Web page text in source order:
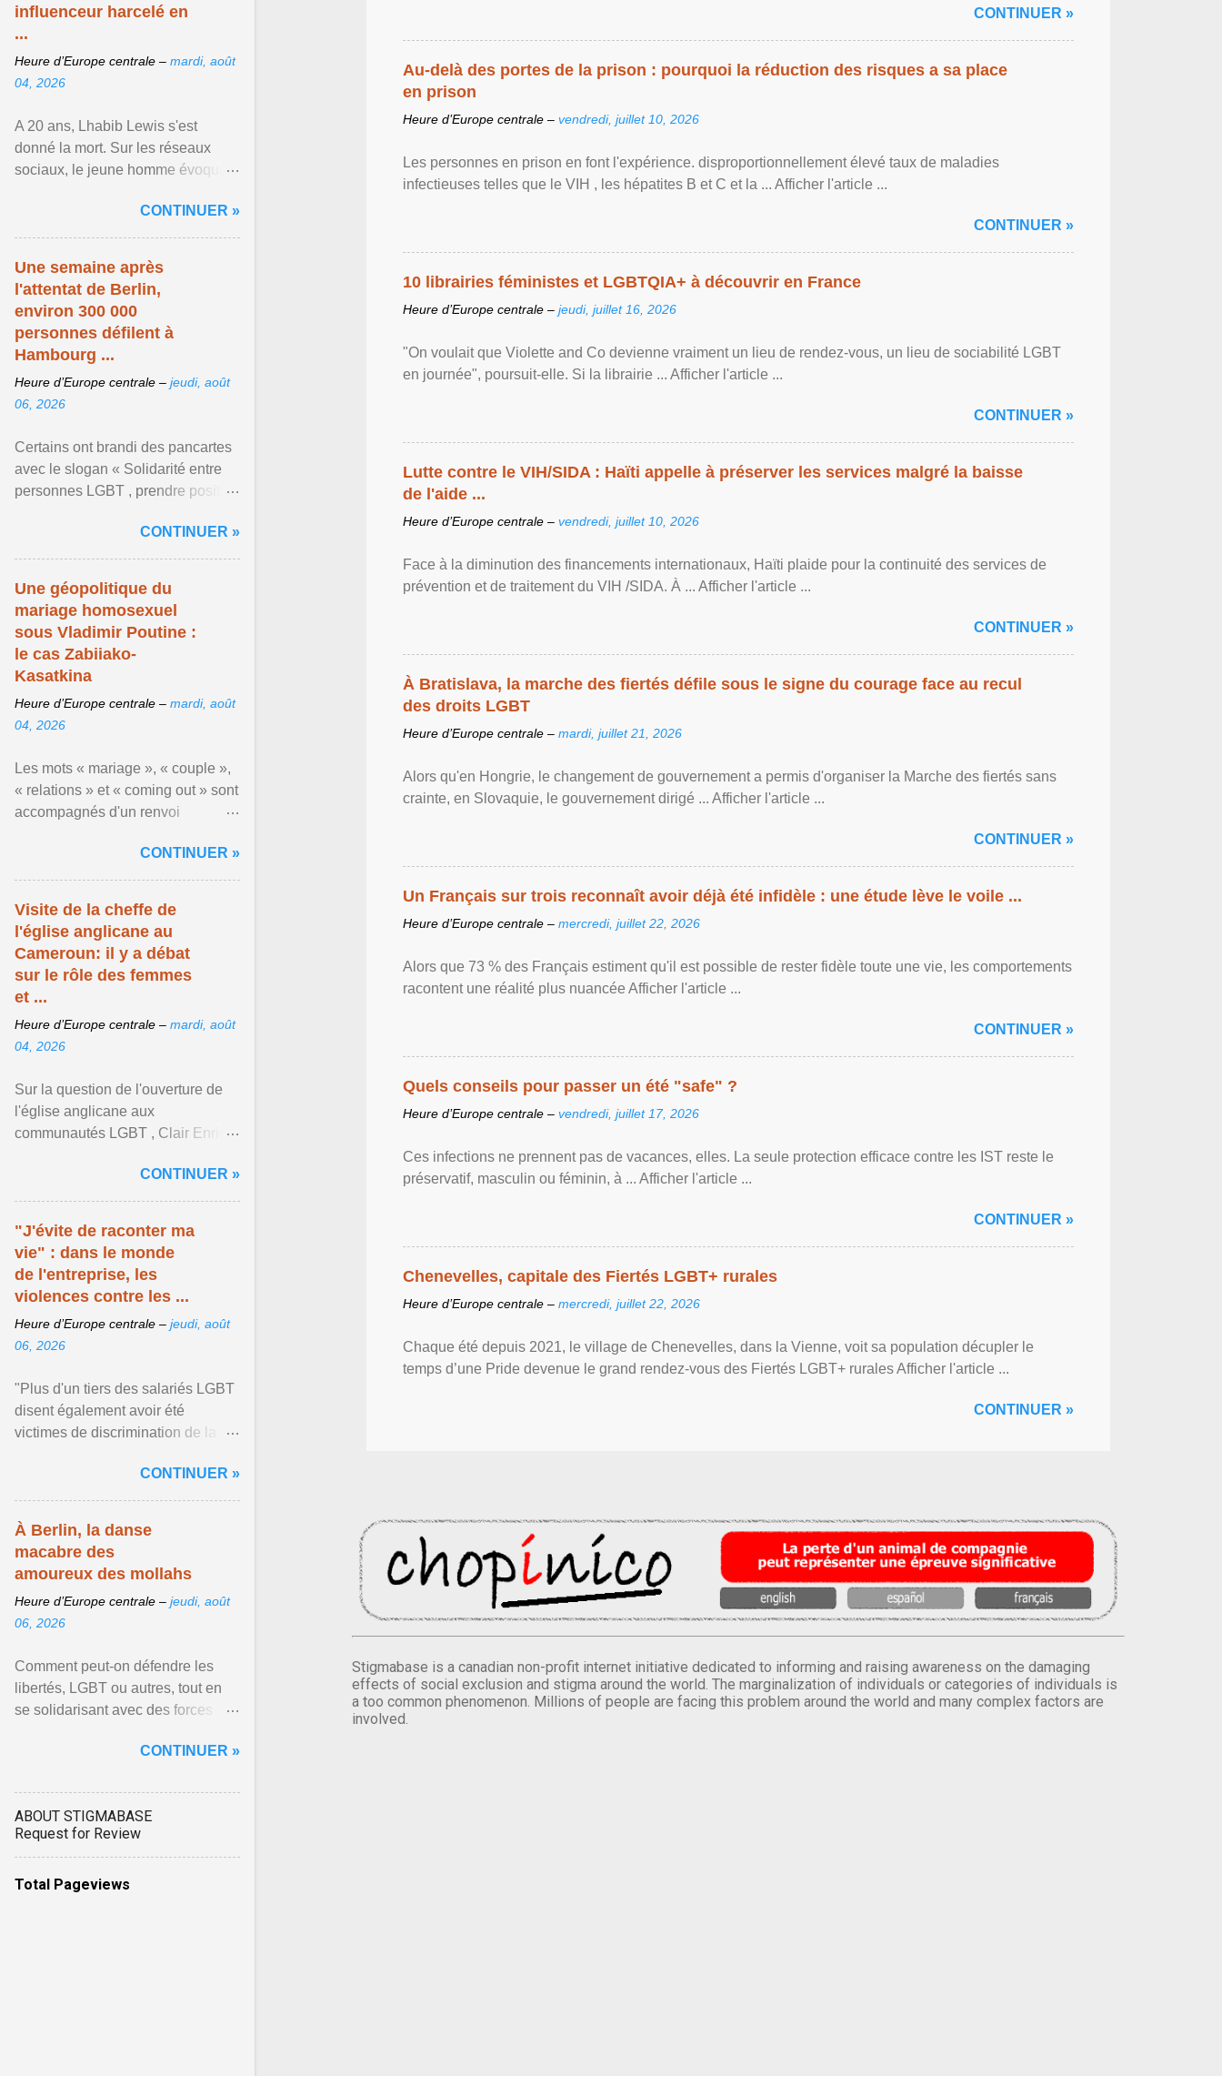
CONTINUER »
Au-delà des portes de la prison : pourquoi la réduction des risques a sa place
en prison
Heure d’Europe centrale – vendredi, juillet 10, 2026
Les personnes en prison en font l'expérience. disproportionnellement élevé taux de maladies
infectieuses telles que le VIH , les hépatites B et C et la ... Afficher l'article ...
CONTINUER »
10 librairies féministes et LGBTQIA+ à découvrir en France
Heure d’Europe centrale – jeudi, juillet 16, 2026
"On voulait que Violette and Co devienne vraiment un lieu de rendez-vous, un lieu de sociabilité LGBT
en journée", poursuit-elle. Si la librairie ... Afficher l'article ...
CONTINUER »
Lutte contre le VIH/SIDA : Haïti appelle à préserver les services malgré la baisse
de l'aide ...
Heure d’Europe centrale – vendredi, juillet 10, 2026
Face à la diminution des financements internationaux, Haïti plaide pour la continuité des services de
prévention et de traitement du VIH /SIDA. À ... Afficher l'article ...
CONTINUER »
À Bratislava, la marche des fiertés défile sous le signe du courage face au recul
des droits LGBT
Heure d’Europe centrale – mardi, juillet 21, 2026
Alors qu'en Hongrie, le changement de gouvernement a permis d'organiser la Marche des fiertés sans
crainte, en Slovaquie, le gouvernement dirigé ... Afficher l'article ...
CONTINUER »
Un Français sur trois reconnaît avoir déjà été infidèle : une étude lève le voile ...
Heure d’Europe centrale – mercredi, juillet 22, 2026
Alors que 73 % des Français estiment qu'il est possible de rester fidèle toute une vie, les comportements
racontent une réalité plus nuancée Afficher l'article ...
CONTINUER »
Quels conseils pour passer un été "safe" ?
Heure d’Europe centrale – vendredi, juillet 17, 2026
Ces infections ne prennent pas de vacances, elles. La seule protection efficace contre les IST reste le
préservatif, masculin ou féminin, à ... Afficher l'article ...
CONTINUER »
Chenevelles, capitale des Fiertés LGBT+ rurales
Heure d’Europe centrale – mercredi, juillet 22, 2026
Chaque été depuis 2021, le village de Chenevelles, dans la Vienne, voit sa population décupler le
temps d’une Pride devenue le grand rendez-vous des Fiertés LGBT+ rurales Afficher l'article ...
CONTINUER »
Stigmabase is a canadian non-profit internet initiative dedicated to informing and raising awareness on the damaging
effects of social exclusion and stigma around the world. The marginalization of individuals or categories of individuals is
a too common phenomenon. Millions of people are facing this problem around the world and many complex factors are
involved.
influenceur harcelé en
...
Heure d’Europe centrale – mardi, août
04, 2026
A 20 ans, Lhabib Lewis s'est
donné la mort. Sur les réseaux
sociaux, le jeune homme évoquait
santé mentale, sa sexualité et
Afficher l'article ...
CONTINUER »
Une semaine après
l'attentat de Berlin,
environ 300 000
personnes défilent à
Hambourg ...
Heure d’Europe centrale – jeudi, août
06, 2026
Certains ont brandi des pancartes
avec le slogan « Solidarité entre
personnes LGBT , prendre position
raison de l ... Afficher l'article ...
CONTINUER »
Une géopolitique du
mariage homosexuel
sous Vladimir Poutine :
le cas Zabiiako-
Kasatkina
Heure d’Europe centrale – mardi, août
04, 2026
Les mots « mariage », « couple »,
« relations » et « coming out » sont
accompagnés d'un renvoi
mouvement LGBT ... Afficher
l'article ...
CONTINUER »
Visite de la cheffe de
l'église anglicane au
Cameroun: il y a débat
sur le rôle des femmes
et ...
Heure d’Europe centrale – mardi, août
04, 2026
Sur la question de l'ouverture de
l'église anglicane aux
communautés LGBT , Clair Enrick
une position tranchée. Afficher
l'article ...
CONTINUER »
"J'évite de raconter ma
vie" : dans le monde
de l'entreprise, les
violences contre les ...
Heure d’Europe centrale – jeudi, août
06, 2026
"Plus d'un tiers des salariés LGBT
disent également avoir été
victimes de discrimination de la
Guillaume Savoie qui ... Afficher
l'article ...
CONTINUER »
À Berlin, la danse
macabre des
amoureux des mollahs
Heure d’Europe centrale – jeudi, août
06, 2026
Comment peut-on défendre les
libertés, LGBT ou autres, tout en
se solidarisant avec des forces
triomphent, écrasent ... Afficher
CONTINUER »
ABOUT STIGMABASE
Request for Review
Total Pageviews